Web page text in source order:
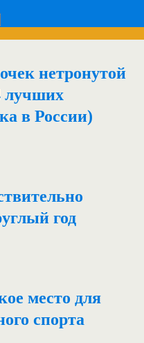
нетронутой
лучших
в России)
год
место для
спорта